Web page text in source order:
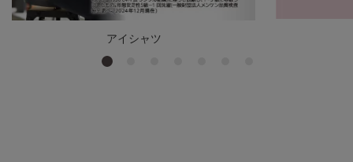
アイシャツ